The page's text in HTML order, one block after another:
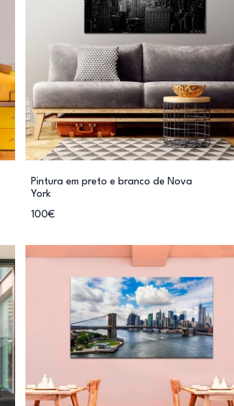
Pintura em preto e branco de Nova
York
100€